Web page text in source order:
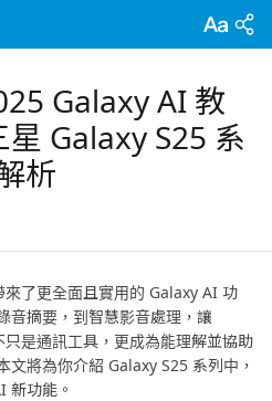
Galaxy AI 教
Galaxy S25 系
析
了更全面且實用的 Galaxy AI 功
音摘要，到智慧影音處理，讓
是通訊工具，更成為能理解並協助
將為你介紹 Galaxy S25 系列中，
新功能。